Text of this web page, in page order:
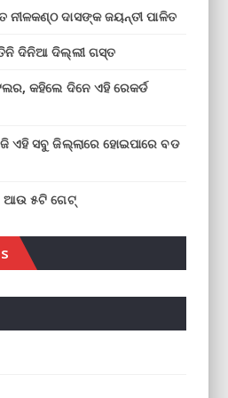
ନୀଳକଣ୍ଠ ଦାସଙ୍କ ଜୟନ୍ତୀ ପାଳିତ
ଦିନିଆ ଦିଲ୍ଲୀ ଗସ୍ତ
କହିଲେ ଦିନେ ଏହି ରେକର୍ଡ
ଆଜି ଏହି ସବୁ ଜିଲ୍ଲାରେ ହୋଇପାରେ ବଡ
ଆଉ ୫ଟି ଗେଟ୍